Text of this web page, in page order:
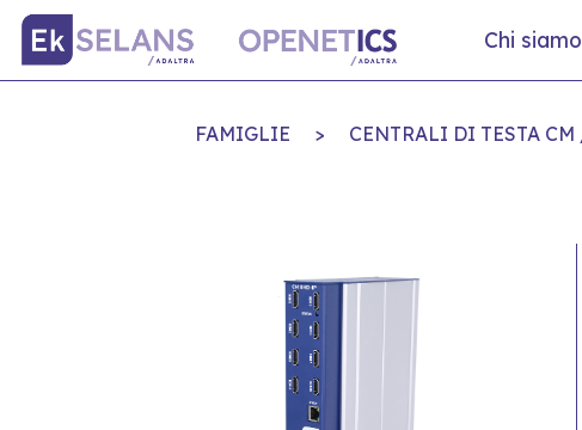
Chi siamo
FAMIGLIE > CENTRALI DI TESTA